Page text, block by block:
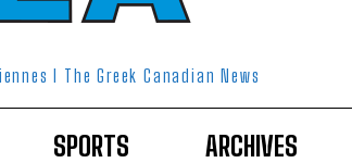
I The Greek Canadian News
SPORTS ARCHIVES